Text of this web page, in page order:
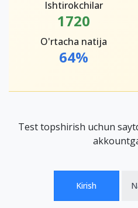
Ishtirokchilar
1720
O'rtacha natija
64%
Test topshirish uchun
Kirish